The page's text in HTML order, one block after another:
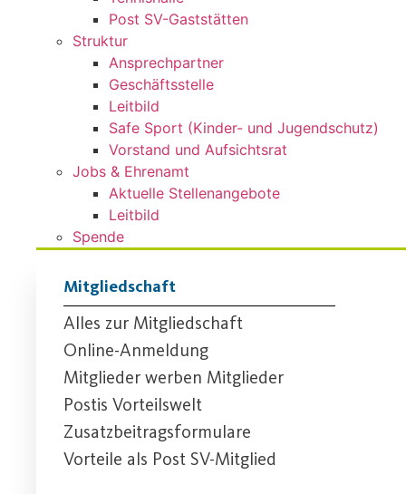
Post SV-Gaststätten
Struktur
Ansprechpartner
Geschäftsstelle
Leitbild
Safe Sport (Kinder- und Jugendschutz)
Vorstand und Aufsichtsrat
Jobs & Ehrenamt
Aktuelle Stellenangebote
Leitbild
Spende
Mitgliedschaft
Alles zur Mitgliedschaft
Online-Anmeldung
Mitglieder werben Mitglieder
Postis Vorteilswelt
Zusatzbeitragsformulare
Vorteile als Post SV-Mitglied